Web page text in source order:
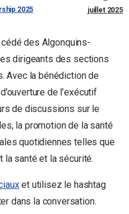
2025
juillet 2025
des Algonquins-
dirigeants des sections
Avec la bénédiction de
de l’exécutif
de discussions sur le
la promotion de la santé
quotidiennes telles que
la santé et la sécurité.
et utilisez le hashtag
dans la conversation.